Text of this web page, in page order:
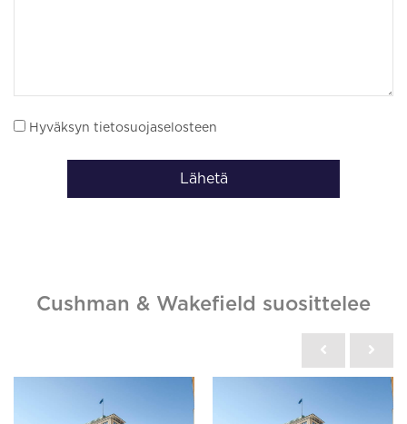
Hyväksyn tietosuojaselosteen
Lähetä
Cushman & Wakefield suosittelee